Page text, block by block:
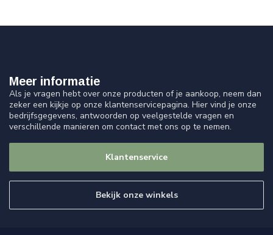
Meer informatie
Als je vragen hebt over onze producten of je aankoop, neem dan
zeker een kijkje op onze klantenservicepagina. Hier vind je onze
bedrijfsgegevens, antwoorden op veelgestelde vragen en
verschillende manieren om contact met ons op te nemen.
Klantenservice
Bekijk onze winkels